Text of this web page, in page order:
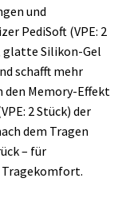
und
PediSoft (VPE: 2
glatte Silikon-Gel
schafft mehr
den Memory-Effekt
2 Stück) der
dem Tragen
– für